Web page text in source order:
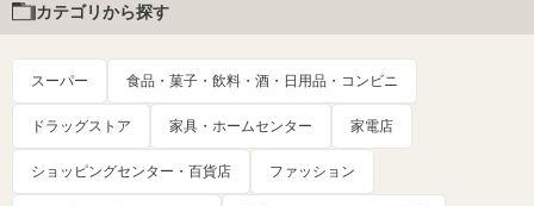
カテゴリから探す
スーパー 食品・菓子・飲料・酒・日用品・コンビニ
ドラッグストア 家具・ホームセンター 家電店
ショッピングセンター・百貨店 ファッション